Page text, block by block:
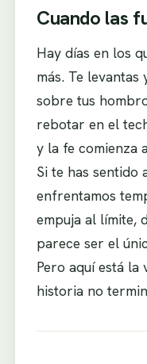
Cuando las
Hay días en los
más. Te
sobre tus
rebotar en el
y la fe comienza
Si te has sentido
enfrentamos
empuja al límite,
parece ser el
Pero aquí está la
historia no